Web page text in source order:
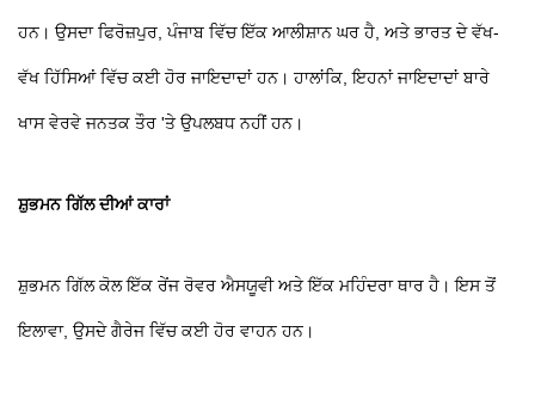
ਹਨ। ਉਸਦਾ ਫਿਰੋਜ਼ਪੁਰ, ਪੰਜਾਬ ਵਿੱਚ ਇੱਕ ਆਲੀਸ਼ਾਨ ਘਰ ਹੈ, ਅਤੇ ਭਾਰਤ ਦੇ ਵੱਖ-
ਵੱਖ ਹਿੱਸਿਆਂ ਵਿੱਚ ਕਈ ਹੋਰ ਜਾਇਦਾਦਾਂ ਹਨ। ਹਾਲਾਂਕਿ, ਇਹਨਾਂ ਜਾਇਦਾਦਾਂ ਬਾਰੇ
ਖਾਸ ਵੇਰਵੇ ਜਨਤਕ ਤੌਰ 'ਤੇ ਉਪਲਬਧ ਨਹੀਂ ਹਨ।
ਸ਼ੁਭਮਨ ਗਿੱਲ ਦੀਆਂ ਕਾਰਾਂ
ਸ਼ੁਭਮਨ ਗਿੱਲ ਕੋਲ ਇੱਕ ਰੇਂਜ ਰੋਵਰ ਐਸਯੂਵੀ ਅਤੇ ਇੱਕ ਮਹਿੰਦਰਾ ਥਾਰ ਹੈ। ਇਸ ਤੋਂ
ਇਲਾਵਾ, ਉਸਦੇ ਗੈਰੇਜ ਵਿੱਚ ਕਈ ਹੋਰ ਵਾਹਨ ਹਨ।